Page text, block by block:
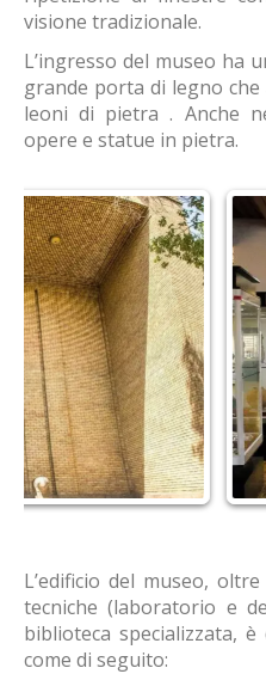
visione tradizionale.
L’ingresso del museo ha
grande porta di legno
leoni di pietra . Anche
opere e statue in pietra.
L’edificio del museo,
tecniche (laboratorio e
biblioteca specializzata,
come di seguito: